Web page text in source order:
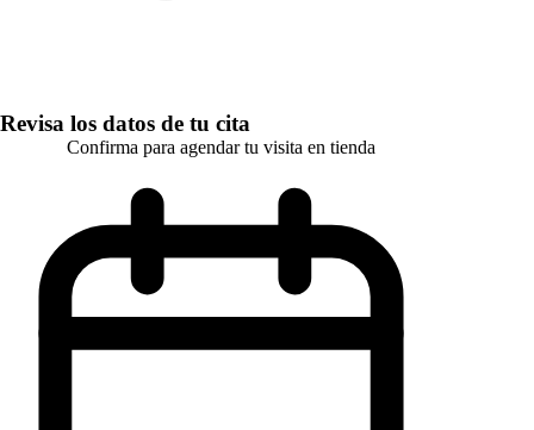
Revisa los datos de tu cita
Confirma para agendar tu visita en tienda